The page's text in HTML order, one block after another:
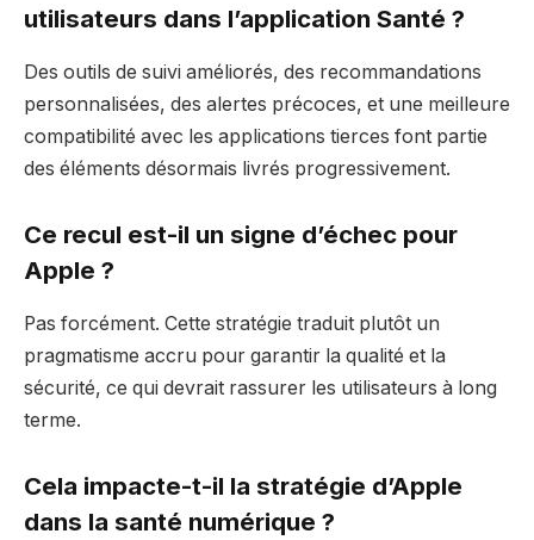
utilisateurs dans l’application Santé ?
Des outils de suivi améliorés, des recommandations
personnalisées, des alertes précoces, et une meilleure
compatibilité avec les applications tierces font partie
des éléments désormais livrés progressivement.
Ce recul est-il un signe d’échec pour
Apple ?
Pas forcément. Cette stratégie traduit plutôt un
pragmatisme accru pour garantir la qualité et la
sécurité, ce qui devrait rassurer les utilisateurs à long
terme.
Cela impacte-t-il la stratégie d’Apple
dans la santé numérique ?